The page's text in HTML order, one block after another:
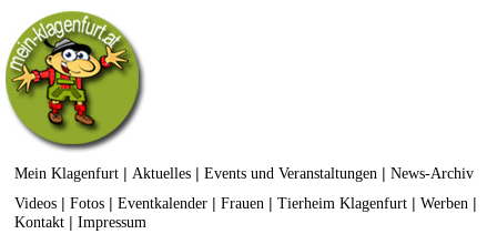
Mein Klagenfurt | Aktuelles |Events und Veranstaltungen |News-Archiv
Videos |Fotos |Eventkalender |Frauen |Tierheim Klagenfurt |Werben |
Kontakt |Impressum